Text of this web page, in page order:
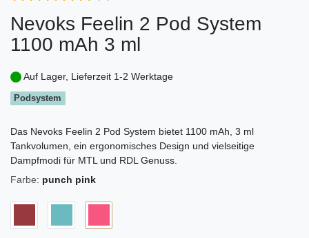
Nevoks Feelin 2 Pod System
1100 mAh 3 ml
Auf Lager, Lieferzeit 1-2 Werktage
Podsystem
Das Nevoks Feelin 2 Pod System bietet 1100 mAh, 3 ml
Tankvolumen, ein ergonomisches Design und vielseitige
Dampfmodi für MTL und RDL Genuss.
Farbe: punch pink